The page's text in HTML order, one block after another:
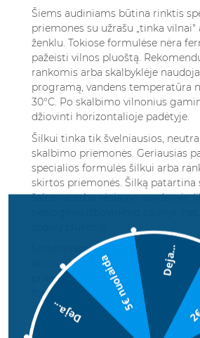
Šiems audiniams būtina rinktis
priemones su užrašu „tinka vilnai"
ženklu. Tokiose formulėse nėra
pažeisti vilnos pluoštą.
rankomis arba skalbyklėje
programą, vandens temperatūra
30°C. Po skalbimo vilnonius
džiovinti horizontalioje padėtyje.
Šilkui tinka tik švelniausios,
skalbimo priemonės. Geriausias
specialios formulės šilkui arba
skirtos priemonės. Šilką
šaltame arba vėsiame vandenyje
Sintetiniams audiniams
akrilo pluoštui) tinka įprastos
priemonės, tačiau geriausia
formules arba kapsules, nes jos
mažiau tikėtina, kad paliks
audiniai paprastai skalbimi 30-
Deja... 5€ nuolaida Deja...